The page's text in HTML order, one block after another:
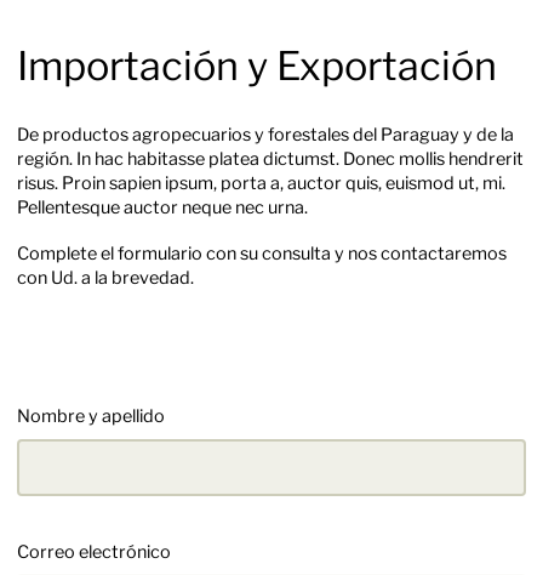
Importación y Exportación
De productos agropecuarios y forestales del Paraguay y de la
región. In hac habitasse platea dictumst. Donec mollis hendrerit
risus. Proin sapien ipsum, porta a, auctor quis, euismod ut, mi.
Pellentesque auctor neque nec urna.
Complete el formulario con su consulta y nos contactaremos
con Ud. a la brevedad.
Nombre y apellido
Correo electrónico